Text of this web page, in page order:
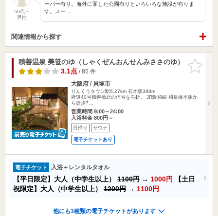
50代～
男性
ーパー有り。海外に面した公園有りといろいろな施設が有りま
す。スー…
関連情報から探す
お気に入
りに追加
積善温泉 美笹のゆ（しゃくぜんおんせんみささのゆ）
3.1点/ 85 件
大阪府 / 貝塚市
りんくうタウン駅6.27km 石才駅388m
府道40号積善橋北の信号を右折。 JR阪和線 和泉橋本駅か
ら徒歩7…
営業時間 9:00～24:00
入浴料金 800円～
日帰り サウナ
電子チケットあり
電子チケット 入浴＋レンタルタオル
【平日限定】大人（中学生以上） 1100円 → 1000円
【土日
祝限定】大人（中学生以上） 1200円 → 1100円
他にも3種類の電子チケットがあります